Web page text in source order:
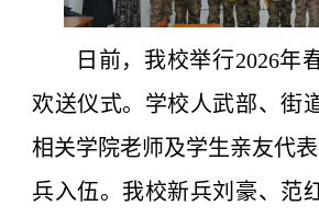
日前，我校举行2026年
欢送仪式。学校人武部、街
相关学院老师及学生亲友代
兵入伍。我校新兵刘豪、范